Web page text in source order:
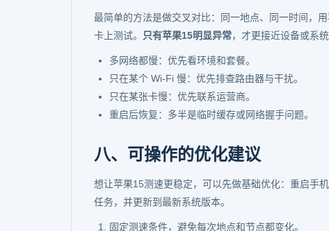
最简单的方法是做交叉对比：同一地点、同一时间，
卡上测试。
只有苹果15明显异常，才更接近设备或系统
多网络都慢：优先看环境和套餐。
只在某个 Wi-Fi 慢：优先排查路由器与干扰。
只在某张卡慢：优先联系运营商。
重启后恢复：多半是临时缓存或网络握手问题。
八、可操作的优化建议
想让苹果15测速更稳定，可以先做基础优化：重启手
任务，并更新到最新系统版本。
固定测速条件，避免每次地点和节点都变化。